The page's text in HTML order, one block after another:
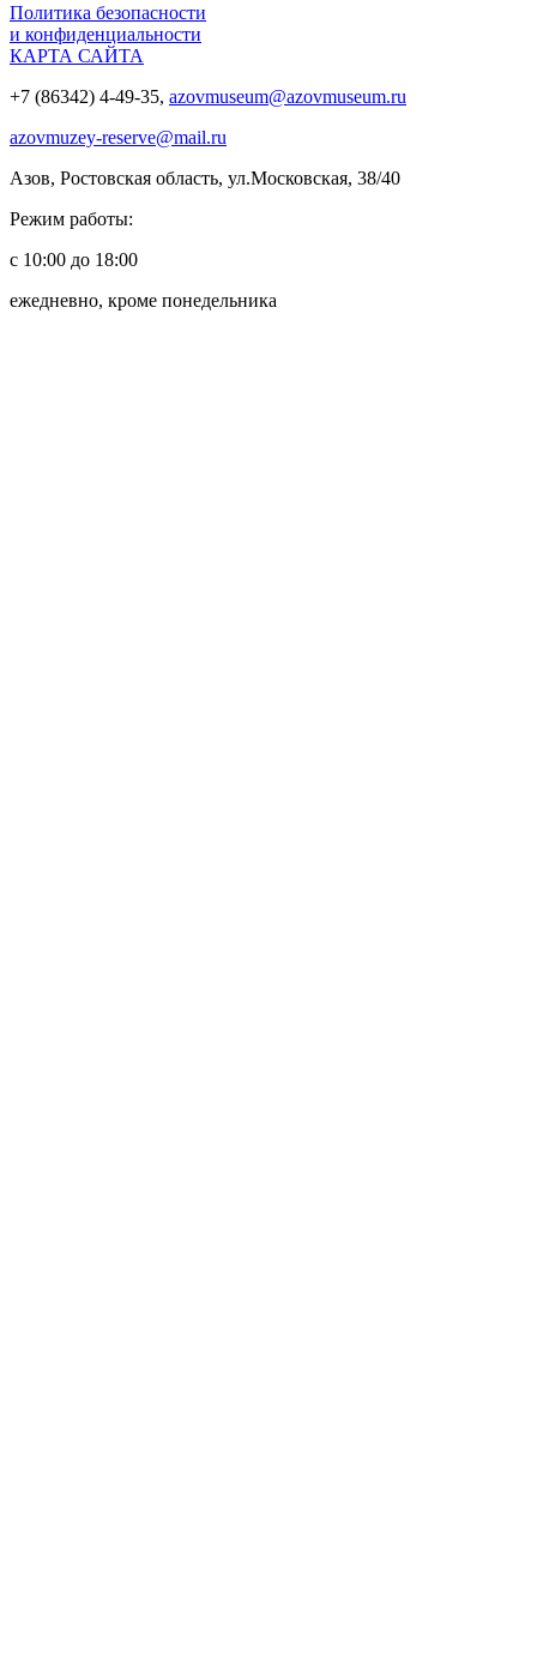
Политика безопасности
и конфиденциальности
КАРТА САЙТА
+7 (86342) 4-49-35, azovmuseum@azovmuseum.ru
azovmuzey-reserve@mail.ru
Азов, Ростовская область, ул.Московская, 38/40
Режим работы:
с 10:00 до 18:00
ежедневно, кроме понедельника